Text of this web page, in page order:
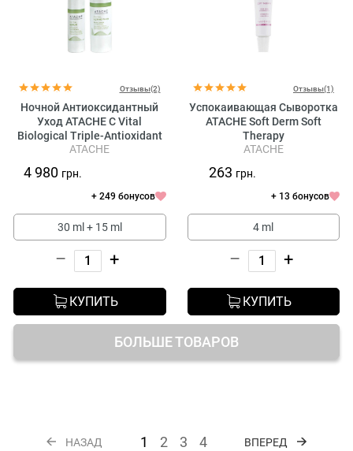
Отзывы(2)
Ночной Антиоксидантный
Уход ATACHE C Vital
Biological Triple-Antioxidant
Night Protector
ATACHE
4 980 грн.
+ 249 бонусов
30 ml + 15 ml
– +
КУПИТЬ
Отзывы(1)
Успокаивающая Сыворотка
ATACHE Soft Derm Soft
Therapy
ATACHE
263 грн.
+ 13 бонусов
4 ml
– +
КУПИТЬ
БОЛЬШЕ ТОВАРОВ
НАЗАД 1 2 3 4 ВПЕРЕД